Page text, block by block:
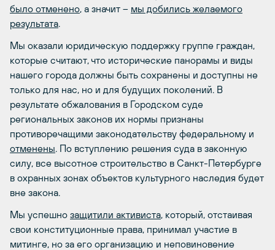
было отменено, а значит – мы добились желаемого
результата.
Мы оказали юридическую поддержку группе граждан,
которые считают, что исторические панорамы и виды
нашего города должны быть сохранены и доступны не
только для нас, но и для будущих поколений. В
результате обжалования в Городском суде
региональных законов их нормы признаны
противоречащими законодательству федеральному и
отменены. По вступлению решения суда в законную
силу, все высотное строительство в Санкт-Петербурге
в охранных зонах объектов культурного наследия будет
вне закона.
Мы успешно защитили активиста, который, отстаивая
свои конституционные права, принимал участие в
митинге, но за его организацию и неповиновение